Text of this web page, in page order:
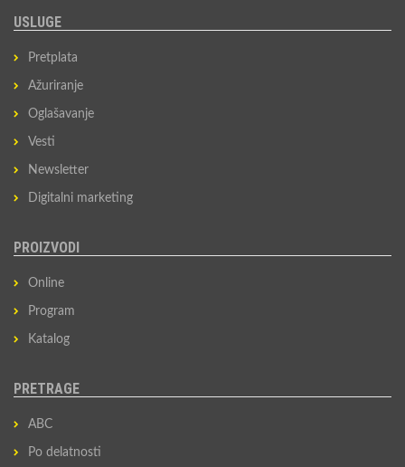
USLUGE
Pretplata
Ažuriranje
Oglašavanje
Vesti
Newsletter
Digitalni marketing
PROIZVODI
Online
Program
Katalog
PRETRAGE
ABC
Po delatnosti